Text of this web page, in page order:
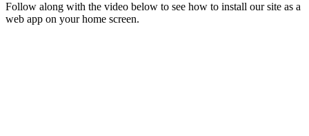
Follow along with the video below to see how to install our site as a
web app on your home screen.